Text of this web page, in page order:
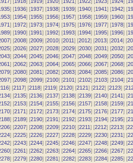
] [1936] [1937] [1938] [1939] [1940] [1941] [1942] [
] [1954] [1955] [1956] [1957] [1958] [1959] [1960] [
] [1972] [1973] [1974] [1975] [1976] [1977] [1978] [
] [1990] [1991] [1992] [1993] [1994] [1995] [1996] [
] [2008] [2009] [2010] [2011] [2012] [2013] [2014] [
] [2026] [2027] [2028] [2029] [2030] [2031] [2032] [
] [2044] [2045] [2046] [2047] [2048] [2049] [2050] [
] [2062] [2063] [2064] [2065] [2066] [2067] [2068] [
] [2080] [2081] [2082] [2083] [2084] [2085] [2086] [
] [2098] [2099] [2100] [2101] [2102] [2103] [2104] [
] [2117] [2118] [2119] [2120] [2121] [2122] [2123] [
] [2135] [2136] [2137] [2138] [2139] [2140] [2141] [
] [2153] [2154] [2155] [2156] [2157] [2158] [2159] [
] [2171] [2172] [2173] [2174] [2175] [2176] [2177] [
] [2189] [2190] [2191] [2192] [2193] [2194] [2195] [
] [2207] [2208] [2209] [2210] [2211] [2212] [2213] [
] [2225] [2226] [2227] [2228] [2229] [2230] [2231] [
] [2243] [2244] [2245] [2246] [2247] [2248] [2249] [
] [2261] [2262] [2263] [2264] [2265] [2266] [2267] [
] [2279] [2280] [2281] [2282] [2283] [2284] [2285] [